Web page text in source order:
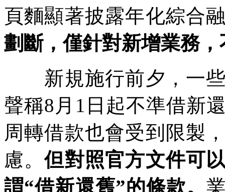
頁麵顯著披露年化綜合
劃斷，僅針對新增業務
新規施行前夕，一些
聲稱8月1日起不準借新
周轉借款也會受到限製
慮。但對照官方文件可
謂“借新還舊”的條款。